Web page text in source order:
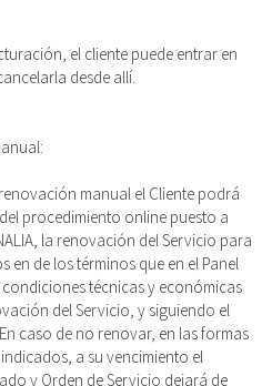
el cliente puede entrar en
desde allí.
manual el Cliente podrá
procedimiento online puesto a
la renovación del Servicio para
en de los términos que en el Panel
técnicas y económicas
del Servicio, y siguiendo el
caso de no renovar, en las formas
a su vencimiento el
y Orden de Servicio dejará de